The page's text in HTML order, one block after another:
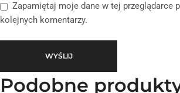
Zapamiętaj moje dane w tej przeglądarce
kolejnych komentarzy.
Podobne